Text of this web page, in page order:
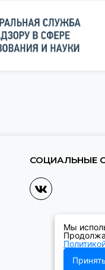
СОЦИАЛЬНЫЕ
Мы
Принять